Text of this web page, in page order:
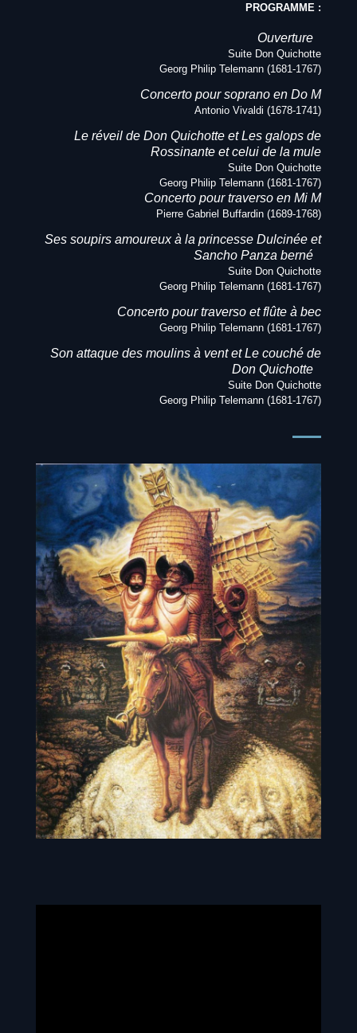
PROGRAMME :
Ouverture
Suite Don Quichotte
Georg Philip Telemann (1681-1767)
Concerto poursoprano en Do M
Antonio Vivaldi (1678-1741)
Le réveil de Don Quichotte et Les galops de
Rossinante et celui de la mule
Suite Don Quichotte
Georg Philip Telemann (1681-1767)
Concerto pour traverso en Mi M
Pierre Gabriel Buffardin (1689-1768)
Ses soupirs amoureux à la princesse Dulcinée et
Sancho Panza berné
Suite Don Quichotte
Georg Philip Telemann (1681-1767)
Concerto pour traverso et flûte à bec
Georg Philip Telemann (1681-1767)
Son attaque des moulins à vent et Le couché de
Don Quichotte
Suite Don Quichotte
Georg Philip Telemann (1681-1767)